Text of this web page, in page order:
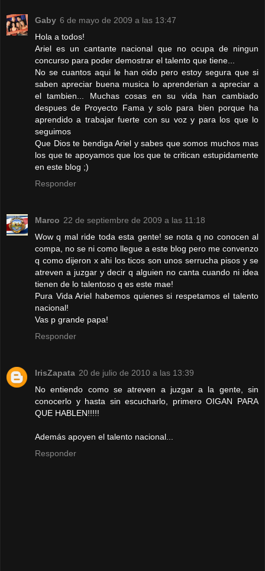
Gaby 6 de mayo de 2009 a las 13:47
Hola a todos!
Ariel es un cantante nacional que no ocupa de ningun
concurso para poder demostrar el talento que tiene...
No se cuantos aqui le han oido pero estoy segura que si
saben apreciar buena musica lo aprenderian a apreciar a
el tambien... Muchas cosas en su vida han cambiado
despues de Proyecto Fama y solo para bien porque ha
aprendido a trabajar fuerte con su voz y para los que lo
seguimos
Que Dios te bendiga Ariel y sabes que somos muchos mas
los que te apoyamos que los que te critican estupidamente
en este blog ;)
Responder
Marco 22 de septiembre de 2009 a las 11:18
Wow q mal ride toda esta gente! se nota q no conocen al
compa, no se ni como llegue a este blog pero me convenzo
q como dijeron x ahi los ticos son unos serrucha pisos y se
atreven a juzgar y decir q alguien no canta cuando ni idea
tienen de lo talentoso q es este mae!
Pura Vida Ariel habemos quienes si respetamos el talento
nacional!
Vas p grande papa!
Responder
IrisZapata 20 de julio de 2010 a las 13:39
No entiendo como se atreven a juzgar a la gente, sin
conocerlo y hasta sin escucharlo, primero OIGAN PARA
QUE HABLEN!!!!!
Además apoyen el talento nacional...
Responder